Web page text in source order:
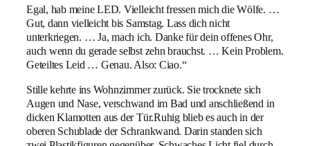
Egal, hab meine LED. Vielleicht fressen mich die Wölfe. …
Gut, dann vielleicht bis Samstag. Lass dich nicht
unterkriegen. … Ja, mach ich. Danke für dein offenes Ohr,
auch wenn du gerade selbst zehn brauchst. … Kein Problem.
Geteiltes Leid … Genau. Also: Ciao.“
Stille kehrte ins Wohnzimmer zurück. Sie trocknete sich
Augen und Nase, verschwand im Bad und anschließend in
dicken Klamotten aus der Tür.Ruhig blieb es auch in der
oberen Schublade der Schrankwand. Darin standen sich